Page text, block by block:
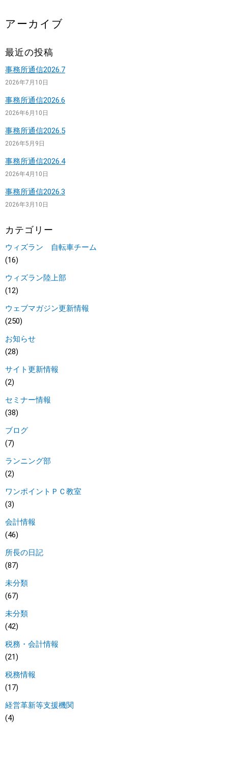
アーカイブ
最近の投稿
事務所通信2026.7
2026年7月10日
事務所通信2026.6
2026年6月10日
事務所通信2026.5
2026年5月9日
事務所通信2026.4
2026年4月10日
事務所通信2026.3
2026年3月10日
カテゴリー
ウィズラン 自転車チーム
(16)
ウィズラン陸上部
(12)
ウェブマガジン更新情報
(250)
お知らせ
(28)
サイト更新情報
(2)
セミナー情報
(38)
ブログ
(7)
ランニング部
(2)
ワンポイントＰＣ教室
(3)
会計情報
(46)
所長の日記
(87)
未分類
(67)
未分類
(42)
税務・会計情報
(21)
税務情報
(17)
経営革新等支援機関
(4)